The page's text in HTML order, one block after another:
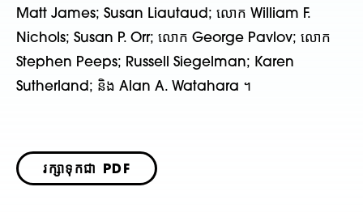
Matt James; Susan Liautaud; លោក William F.
Nichols; Susan P. Orr; លោក George Pavlov; លោក
Stephen Peeps; Russell Siegelman; Karen
Sutherland; និង Alan A. Watahara ។
រក្សាទុកជា PDF